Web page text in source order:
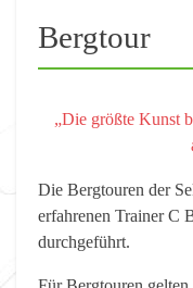
Bergtour
„Die größte Kunst
Die Bergtouren der
erfahrenen Trainer C
durchgeführt.